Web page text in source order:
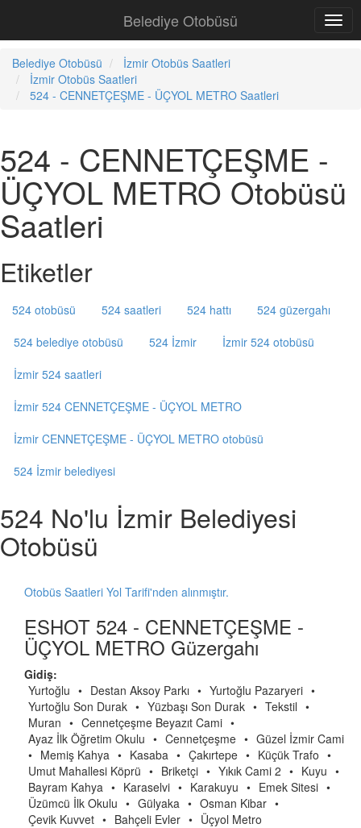
Belediye Otobüsü
Belediye Otobüsü
İzmir Otobüs Saatleri
İzmir Otobüs Saatleri
524 - CENNETÇEŞME - ÜÇYOL METRO Saatleri
524 - CENNETÇEŞME -
ÜÇYOL METRO Otobüsü
Saatleri
Etiketler
524 otobüsü 524 saatleri 524 hattı
524 güzergahı
524 belediye otobüsü
524 İzmir
İzmir 524 otobüsü
İzmir 524 saatleri
İzmir 524 CENNETÇEŞME - ÜÇYOL METRO
İzmir CENNETÇEŞME - ÜÇYOL METRO otobüsü
524 İzmir belediyesi
524 No'lu İzmir Belediyesi
Otobüsü
Otobüs Saatleri Yol Tarifi'nden alınmıştır.
ESHOT 524 - CENNETÇEŞME -
ÜÇYOL METRO Güzergahı
Gidiş:
Yurtoğlu • Destan Aksoy Parkı • Yurtoğlu Pazaryeri •
Yurtoğlu Son Durak • Yüzbaşı Son Durak • Tekstil •
Muran • Cennetçeşme Beyazıt Cami •
Ayaz İlk Öğretim Okulu • Cennetçeşme • Güzel İzmir Cami
• Memiş Kahya • Kasaba • Çakırtepe • Küçük Trafo •
Umut Mahallesi Köprü • Briketçi • Yıkık Cami 2 • Kuyu •
Bayram Kahya • Karaselvi • Karakuyu • Emek Sitesi •
Üzümcü İlk Okulu • Gülyaka • Osman Kibar •
Çevik Kuvvet • Bahçeli Evler • Üçyol Metro